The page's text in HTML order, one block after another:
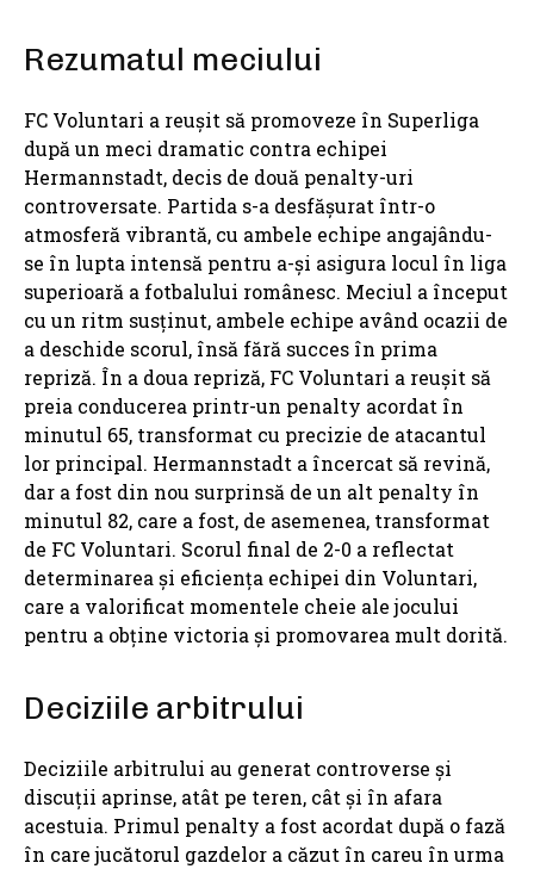
Rezumatul meciului
FC Voluntari a reușit să promoveze în Superliga
după un meci dramatic contra echipei
Hermannstadt, decis de două penalty-uri
controversate. Partida s-a desfășurat într-o
atmosferă vibrantă, cu ambele echipe angajându-
se în lupta intensă pentru a-și asigura locul în liga
superioară a fotbalului românesc. Meciul a început
cu un ritm susținut, ambele echipe având ocazii de
a deschide scorul, însă fără succes în prima
repriză. În a doua repriză, FC Voluntari a reușit să
preia conducerea printr-un penalty acordat în
minutul 65, transformat cu precizie de atacantul
lor principal. Hermannstadt a încercat să revină,
dar a fost din nou surprinsă de un alt penalty în
minutul 82, care a fost, de asemenea, transformat
de FC Voluntari. Scorul final de 2-0 a reflectat
determinarea și eficiența echipei din Voluntari,
care a valorificat momentele cheie ale jocului
pentru a obține victoria și promovarea mult dorită.
Deciziile arbitrului
Deciziile arbitrului au generat controverse și
discuții aprinse, atât pe teren, cât și în afara
acestuia. Primul penalty a fost acordat după o fază
în care jucătorul gazdelor a căzut în careu în urma